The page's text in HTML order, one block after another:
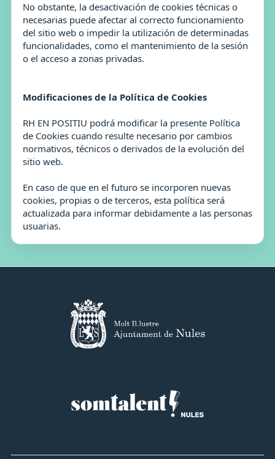
No obstante, la desactivación de cookies técnicas o
necesarias puede afectar al correcto funcionamiento
del sitio web o impedir la utilización de determinadas
funcionalidades, como el mantenimiento de la sesión
o el acceso a zonas privadas.
Modificaciones de la Política de Cookies
RH EN POSITIU podrá modificar la presente Política
de Cookies cuando resulte necesario por cambios
normativos, técnicos o derivados de la evolución del
sitio web.
En caso de que en el futuro se incorporen nuevas
cookies, propias o de terceros, esta política será
actualizada para informar debidamente a las personas
usuarias.